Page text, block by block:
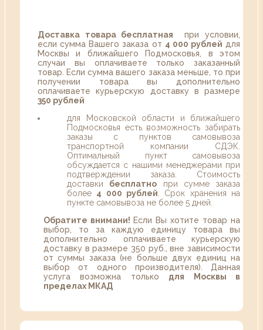
Доставка товара бесплатная при условии,
если сумма Вашего заказа от 4 000 рублей для
Москвы и ближайшего Подмосковья, в этом
случаи вы оплачиваете только заказанный
товар. Если сумма вашего заказа меньше, то при
получении товара вы дополнительно
оплачиваете курьерскую доставку в размере
350 рублей
для Московской области и ближайшего
Подмосковья есть возможность забирать
заказы с пунктов самовывоза
транспортной компании СДЭК.
Оптимальный пункт самовывоза
обсуждается с нашими менеджерами при
подтверждении заказа. Стоимость
доставки бесплатно при сумме заказа
более 4 000 рублей . Срок хранения на
пункте самовывоза не более 5 дней.
Обратите внимани! Если Вы хотите товар на
выбор, то за каждую единицу товара вы
дополнительно оплачиваете курьерскую
доставку в размере 350 руб., вне зависимости
от суммы заказа (не больше двух единиц на
выбор от одного производителя). Данная
услуга возможна только для Москвы в
пределах МКАД